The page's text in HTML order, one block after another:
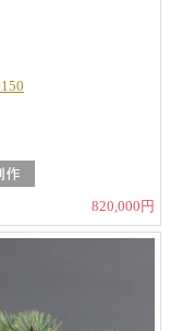
820,000円